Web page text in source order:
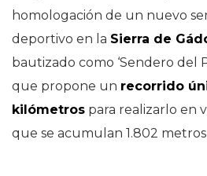
homologación de un nuevo
deportivo en la Sierra de
bautizado como ‘Sendero del
que propone un recorrido
kilómetros para realizarlo en
que se acumulan 1.802